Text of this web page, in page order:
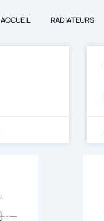
ACCUEIL RADIATEURS